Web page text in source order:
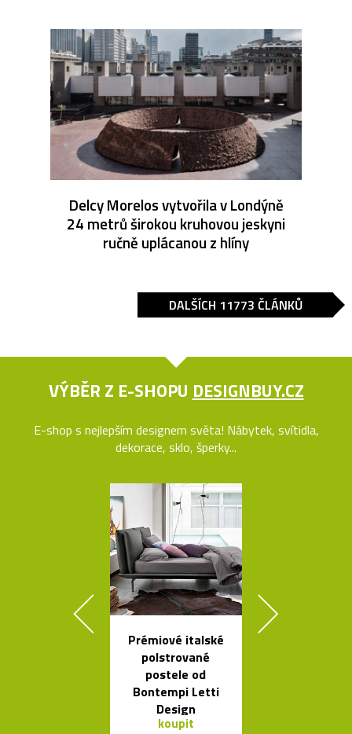
Delcy Morelos vytvořila v Londýně
24 metrů širokou kruhovou jeskyni
ručně uplácanou z hlíny
DALŠÍCH 11773 ČLÁNKŮ
VÝBĚR Z E-SHOPU DESIGNBUY.CZ
E-shop s nejlepším designem světa! Nábytek, svítidla,
dekorace, sklo, šperky...
Prémiové italské
polstrované
postele od
Bontempi Letti
Design
koupit